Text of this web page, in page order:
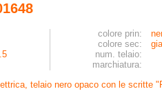
colore prin:
colore sec:
num. telaio:
marchiatura:
telaio nero opaco con le scritte